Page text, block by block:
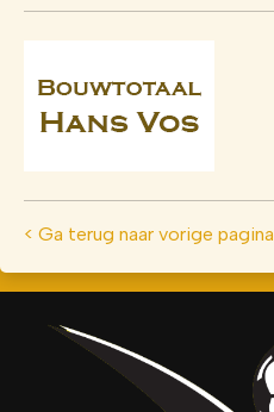
< Ga terug naar vorige pagina